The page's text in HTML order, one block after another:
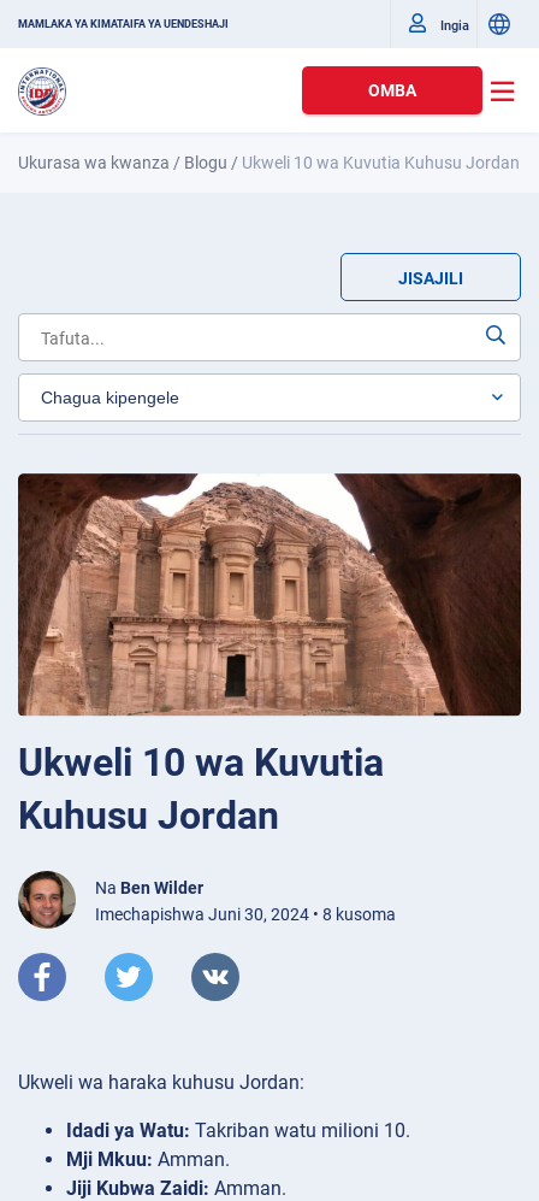
MAMLAKA YA KIMATAIFA YA UENDESHAJI Ingia
OMBA
Ukurasa wa kwanza / Blogu / Ukweli 10 wa Kuvutia Kuhusu Jordan
JISAJILI
Ukweli 10 wa Kuvutia
Kuhusu Jordan
Na Ben Wilder
Imechapishwa Juni 30, 2024 • 8 kusoma
Ukweli wa haraka kuhusu Jordan:
Idadi ya Watu: Takriban watu milioni 10.
Mji Mkuu: Amman.
Jiji Kubwa Zaidi: Amman.